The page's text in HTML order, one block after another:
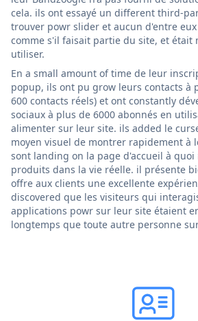
cela. ils ont essayé un different third-
trouver powr slider et aucun d'entre
comme s'il faisait partie du site, et était
utiliser.
En a small amount of time de leur
popup, ils ont pu grow leurs contacts à
600 contacts réels) et ont constantly
sociaux à plus de 6000 abonnés en
alimenter sur leur site. ils added le
moyen visuel de montrer rapidement à
sont landing on la page d'accueil à quoi
produits dans la vie réelle. il présente
offre aux clients une excellente
discovered que les visiteurs qui
applications powr sur leur site étaient
longtemps que toute autre personne